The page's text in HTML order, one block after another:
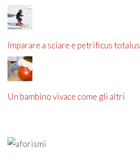
Imparare a sciare e petrificus totalus
Un bambino vivace come gli altri